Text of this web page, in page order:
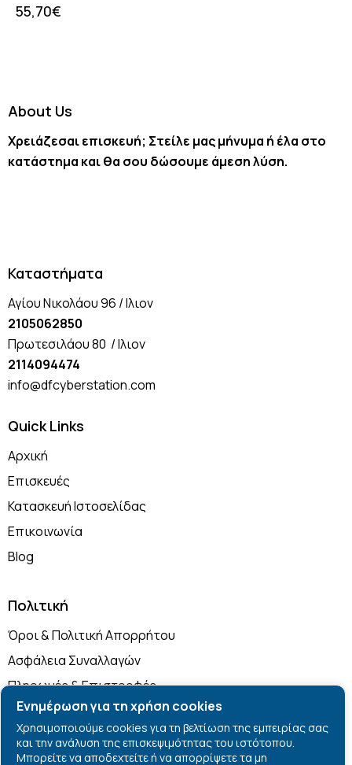
Ενημέρωση για τη χρήση cookies
Χρησιμοποιούμε cookies για τη βελτίωση της εμπειρίας σας
και την ανάλυση της επισκεψιμότητας του ιστότοπου.
Μπορείτε να αποδεχτείτε ή να απορρίψετε τα μη
55,70€
About Us
Χρειάζεσαι επισκευή; Στείλε μας μήνυμα ή έλα στο
κατάστημα και θα σου δώσουμε άμεση λύση.
Καταστήματα
Αγίου Νικολάου 96 / Ιλιον
2105062850
Πρωτεσιλάου 80 / Ιλιον
2114094474
info@dfcyberstation.com
Quick Links
Αρχική
Επισκευές
Κατασκευή Ιστοσελίδας
Επικοινωνία
Blog
Πολιτική
Όροι & Πολιτική Απορρήτου
Ασφάλεια Συναλλαγών
Πληρωμές & Επιστροφές
English